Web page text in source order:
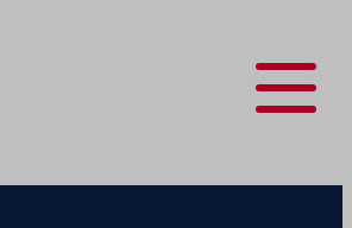
Menu